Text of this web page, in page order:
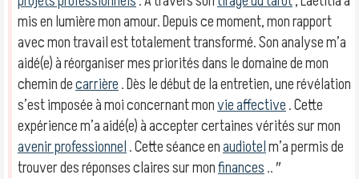
mis en lumière mon amour. Depuis ce moment, mon rapport
avec mon travail est totalement transformé. Son analyse m’a
aidé(e) à réorganiser mes priorités dans le domaine de mon
chemin decarrière. Dès le début de la entretien, une révélation
s’est imposée à moi concernant monvie affective. Cette
expérience m’a aidé(e) à accepter certaines vérités sur mon
avenir professionnel. Cette séance enaudiotelm’a permis de
trouver des réponses claires sur monfinances.. ″